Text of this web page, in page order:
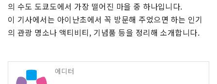
의 수도 도쿄도에서 가장 떨어진 마을 중 하나입니다.
이 기사에서는 아이난초에서 꼭 방문해 주었으면 하는 인기
의 관광 명소나 액티비티, 기념품 등을 정리해 소개합니다.
에디터